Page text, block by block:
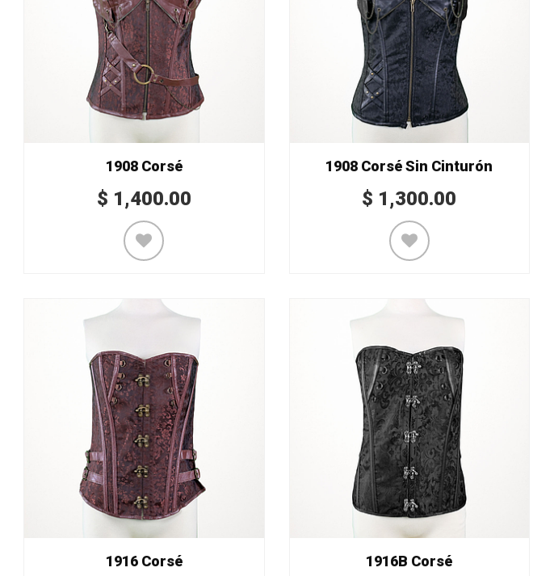
1908 Corsé
$ 1,400.00
1908 Corsé Sin Cinturón
$ 1,300.00
1916 Corsé 1916B Corsé